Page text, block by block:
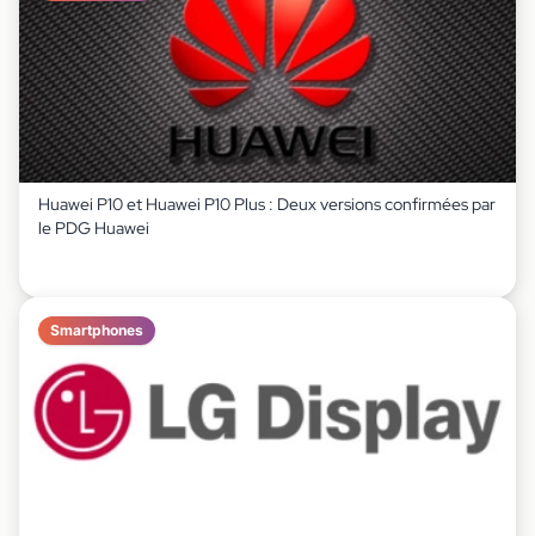
Huawei P10 et Huawei P10 Plus : Deux versions confirmées par
le PDG Huawei
Smartphones